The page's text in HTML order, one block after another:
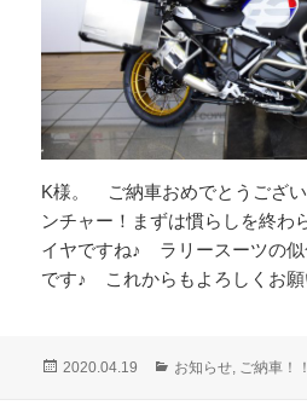
K様。 ご納車おめでとうござ
ンチャー！まずは慣らしを終わ
イヤですね♪ ラリースーツの似
です♪ これからもよろしくお願
投
2020.04.19
カ
お知らせ, ご納車！！